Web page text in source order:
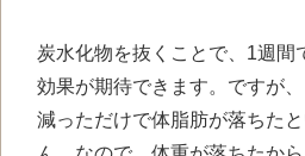
炭水化物を抜くことで、1週間
効果が期待できます。ですが
減っただけで体脂肪が落ちた